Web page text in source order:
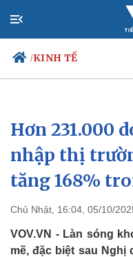
/KINH TẾ
Chính trị
Đảng
Tổ chức nhân sự
Quốc hội
Nhận diện sự thật
Hơn 231.000
nhập thị
tăng 168%
Chủ Nhật, 16:04, 05/10/
VOV.VN - Làn sóng
mẽ, đặc biệt sau Nghị